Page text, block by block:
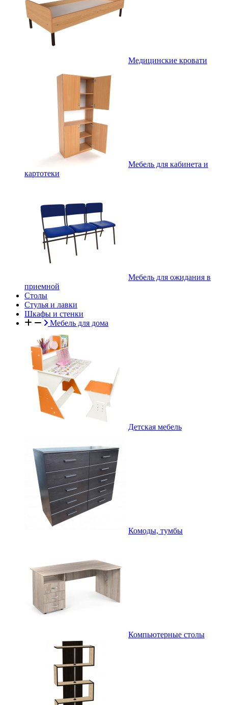
Медицинские кровати
Мебель для кабинета и
картотеки
Мебель для ожидания в
приемной
Столы
Стулья и лавки
Шкафы и стенки
Мебель для дома
Детская мебель
Комоды, тумбы
Компьютерные столы